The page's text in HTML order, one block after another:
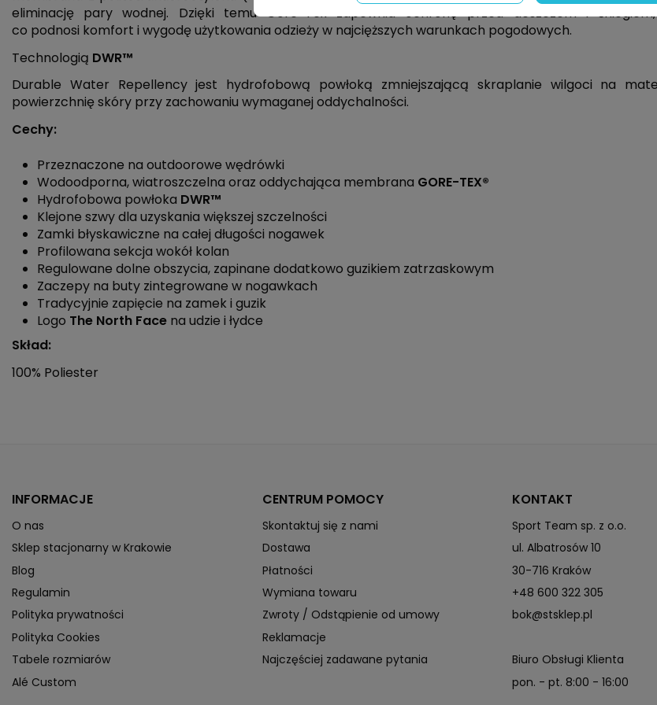
eliminację pary wodnej. Dzięki temu Gore-Tex zapewnia ochronę przed deszczem i
co podnosi komfort i wygodę użytkowania odzieży w najcięższych warunkach pogodowych.
Technologią DWR™
Durable Water Repellency jest hydrofobową powłoką zmniejszającą skraplanie wilgoci na
powierzchnię skóry przy zachowaniu wymaganej oddychalności.
Cechy:
Przeznaczone na outdoorowe wędrówki
Wodoodporna, wiatroszczelna oraz oddychająca membrana GORE-TEX®
Hydrofobowa powłoka DWR™
Klejone szwy dla uzyskania większej szczelności
Zamki błyskawiczne na całej długości nogawek
Profilowana sekcja wokół kolan
Regulowane dolne obszycia, zapinane dodatkowo guzikiem zatrzaskowym
Zaczepy na buty zintegrowane w nogawkach
Tradycyjnie zapięcie na zamek i guzik
Logo The North Face na udzie i łydce
Skład:
100% Poliester
Materiał dominujący
Poliester
Długość nogawki
Długa
Cechy
Wiatroszczelność
Wodoodporność
Wysoka
Kieszenie
Z kieszeniami
Kaptur
Tak
Kołnierz
Tak
INFORMACJE
O nas
Sklep stacjonarny w Krakowie
Blog
Regulamin
Polityka prywatności
Polityka Cookies
Tabele rozmiarów
Alé Custom
CENTRUM POMOCY
Skontaktuj się z nami
Dostawa
Płatności
Wymiana towaru
Zwroty / Odstąpienie od umowy
Reklamacje
Najczęściej zadawane pytania
KONTAKT
Sport Team sp. z o.o.
ul. Albatrosów 10
30-716 Kraków
+48 600 322 305
bok@stsklep.pl
Biuro Obsługi Klienta
pon. - pt. 8:00 - 16:00